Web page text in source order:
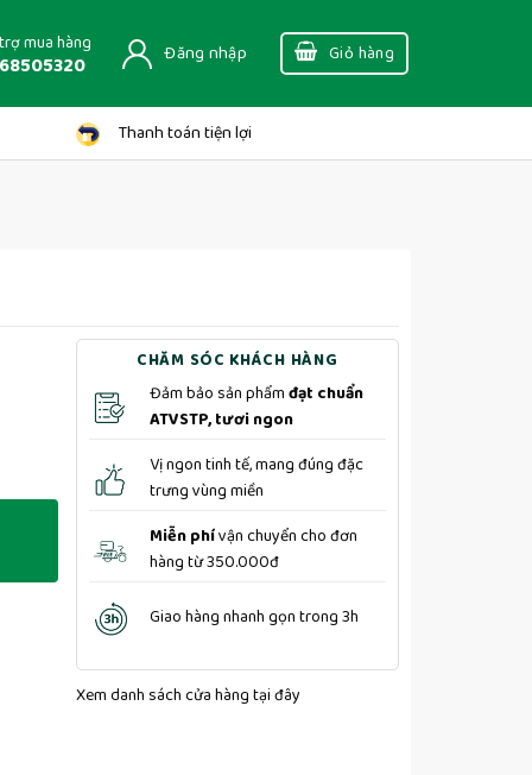
mua hàng Đăng nhập Giỏ hàng
Thanh toán tiện lợi
CHĂM SÓC KHÁCH HÀNG
Đảm bảo sản phẩmđạt chuẩn
ATVSTP, tươi ngon
Vị ngon tinh tế, mang đúng đặc
trưng vùng miền
Miễn phívận chuyển cho đơn
hàng từ 350.000đ
Giao hàng nhanh gọn trong 3h
Xem danh sách cửa hàngtại đây